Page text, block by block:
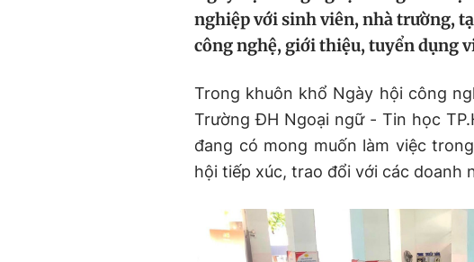
nghiệp với sinh viên, nhà trường,
công nghệ, giới thiệu, tuyển dụng
Trong khuôn khổ Ngày hội công
Trường ĐH Ngoại ngữ - Tin học
đang có mong muốn làm việc trong
hội tiếp xúc, trao đổi với các doanh